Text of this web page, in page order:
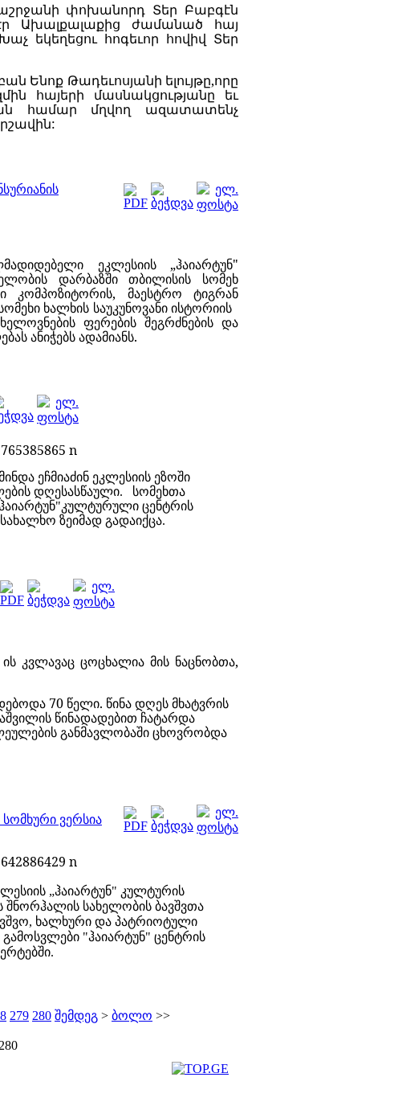
փոխանորդ Տեր Բաբգէն
Ախալքալաքից ժամանած
հայ
Խաչ եկեղեցու հոգեւոր հովիվ Տեր
Ենոք Թադեւոսյանի ելույթը,որը
հայերի մասնակցությանը
եւ
համար մղվող
ազատատենչ
ეკლესიის „ჰაიარტუნ"
დარბაზში თბილისის სომეხ
კომპოზიტორის, მაესტრო ტიგრან
ხალხის საუკუნოვანი ისტორიის
ფერების შეგრძნების და
ანიჭებს ადამიანს.
ეჩმიაძინ ეკლესიის ეზოში
დღესასწაული. სომეხთა
ცენტრის
ზეიმად გადაიქცა.
კვლავაც ცოცხალია მის ნაცნობთა,
70 წელი. წინა დღეს მხატვრის
წინადადებით ჩატარდა
განმავლობაში ცხოვრობდა
ვერსია
„ჰაიარტუნ" კულტურის
სახელობის ბავშვთა
ხალხური და პატრიოტული
"ჰაიარტუნ" ცენტრის
279 280 შემდეგ > ბოლო >>